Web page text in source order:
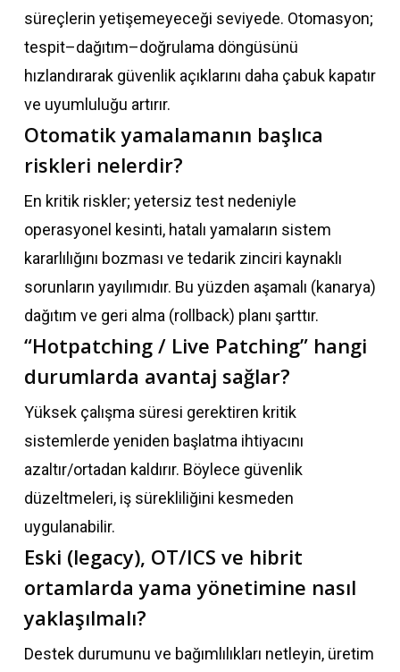
süreçlerin yetişemeyeceği seviyede. Otomasyon;
tespit–dağıtım–doğrulama döngüsünü
hızlandırarak güvenlik açıklarını daha çabuk kapatır
ve uyumluluğu artırır.
Otomatik yamalamanın başlıca
riskleri nelerdir?
En kritik riskler; yetersiz test nedeniyle
operasyonel kesinti, hatalı yamaların sistem
kararlılığını bozması ve tedarik zinciri kaynaklı
sorunların yayılımıdır. Bu yüzden aşamalı (kanarya)
dağıtım ve geri alma (rollback) planı şarttır.
“Hotpatching / Live Patching” hangi
durumlarda avantaj sağlar?
Yüksek çalışma süresi gerektiren kritik
sistemlerde yeniden başlatma ihtiyacını
azaltır/ortadan kaldırır. Böylece güvenlik
düzeltmeleri, iş sürekliliğini kesmeden
uygulanabilir.
Eski (legacy), OT/ICS ve hibrit
ortamlarda yama yönetimine nasıl
yaklaşılmalı?
Destek durumunu ve bağımlılıkları netleyin, üretim